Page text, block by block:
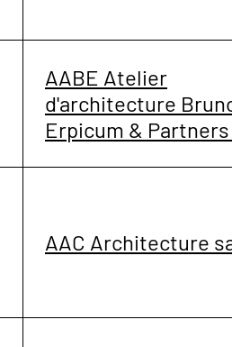
AABE Atelier
d'architecture
Erpicum &
AAC Architecture